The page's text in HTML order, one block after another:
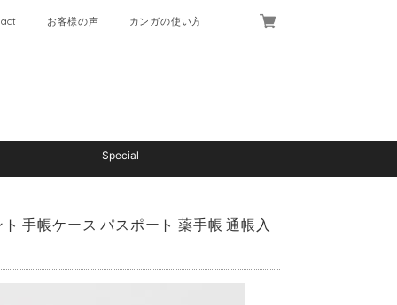
お客様の声 カンガの使い方
Special
手帳ケース パスポート 薬手帳 通帳入